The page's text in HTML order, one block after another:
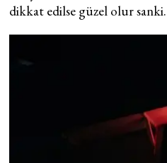
dikkat edilse güzel olur sanki.